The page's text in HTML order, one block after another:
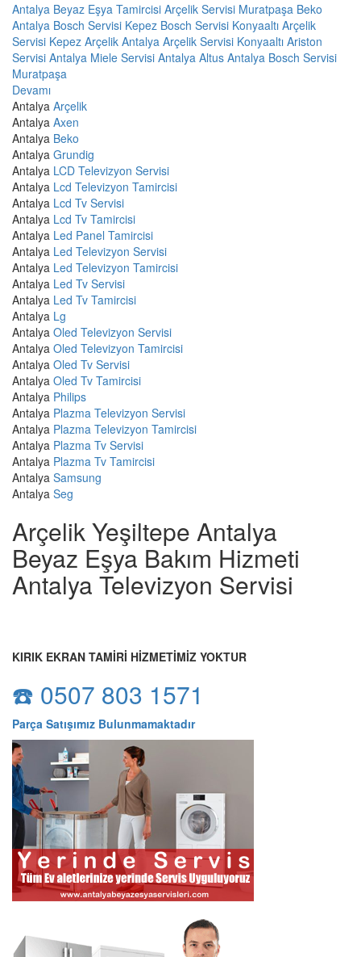
Antalya Beyaz Eşya Tamircisi Arçelik Servisi Muratpaşa Beko
Antalya Bosch Servisi Kepez Bosch Servisi Konyaaltı Arçelik
Servisi Kepez Arçelik Antalya Arçelik Servisi Konyaaltı Ariston
Servisi Antalya Miele Servisi Antalya Altus Antalya Bosch Servisi
Muratpaşa
Devamı
Antalya Arçelik
Antalya Axen
Antalya Beko
Antalya Grundig
Antalya LCD Televizyon Servisi
Antalya Lcd Televizyon Tamircisi
Antalya Lcd Tv Servisi
Antalya Lcd Tv Tamircisi
Antalya Led Panel Tamircisi
Antalya Led Televizyon Servisi
Antalya Led Televizyon Tamircisi
Antalya Led Tv Servisi
Antalya Led Tv Tamircisi
Antalya Lg
Antalya Oled Televizyon Servisi
Antalya Oled Televizyon Tamircisi
Antalya Oled Tv Servisi
Antalya Oled Tv Tamircisi
Antalya Philips
Antalya Plazma Televizyon Servisi
Antalya Plazma Televizyon Tamircisi
Antalya Plazma Tv Servisi
Antalya Plazma Tv Tamircisi
Antalya Samsung
Antalya Seg
Arçelik Yeşiltepe Antalya
Beyaz Eşya Bakım Hizmeti
Antalya Televizyon Servisi
KIRIK EKRAN TAMİRİ HİZMETİMİZ YOKTUR
☎️ 0507 803 1571
Parça Satışımız Bulunmamaktadır